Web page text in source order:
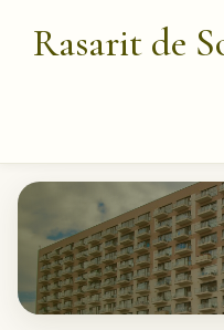
Rasarit de